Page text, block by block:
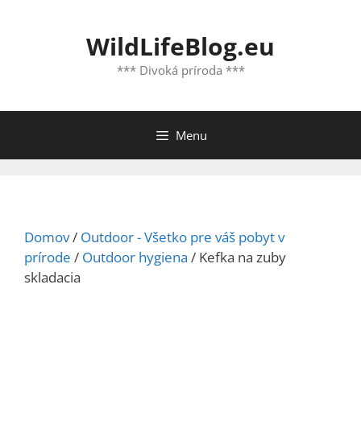
WildLifeBlog.eu
*** Divoká príroda ***
Menu
Domov/ Outdoor - Všetko pre váš pobyt v
prírode / Outdoor hygiena / Kefka na zuby
skladacia